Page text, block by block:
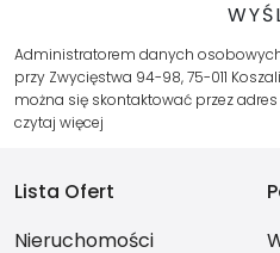
Administratorem danych osobowych
przy Zwycięstwa 94-98, 75-011
można się skontaktować przez
czytaj więcej
Lista Ofert
Nieruchomości